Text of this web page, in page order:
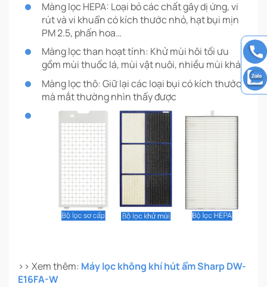
Màng lọc HEPA: Loại bỏ các chất gây dị ứng, vi
rút và vi khuẩn có kích thước nhỏ, hạt bụi mịn
PM 2.5, phấn hoa…
Màng lọc than hoạt tính: Khử mùi hôi tối ưu
gồm mùi thuốc lá, mùi vật nuôi, nhiều mùi khác
Màng lọc thô: Giữ lại các loại bụi có kích thước
mà mắt thường nhìn thấy được
>> Xem thêm: Máy lọc không khí hút ẩm Sharp DW-
E16FA-W